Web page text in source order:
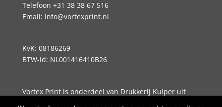
Telefoon +31 38 38 67 516
Email: info@vortexprint.nl
KvK: 08186269
BTW-id: NL001416410B26
Vortex Print is onderdeel van Drukkerij Kuiper uit